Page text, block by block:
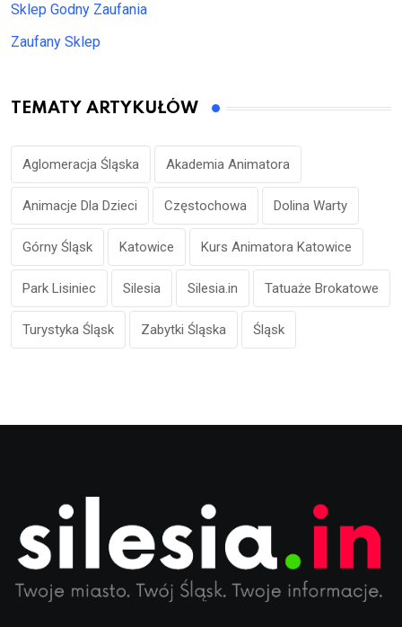
Sklep Godny Zaufania
Zaufany Sklep
TEMATY ARTYKUŁÓW
Aglomeracja Śląska Akademia Animatora
Animacje Dla Dzieci Częstochowa Dolina Warty
Górny Śląsk Katowice Kurs Animatora Katowice
Park Lisiniec Silesia Silesia.in Tatuaże Brokatowe
Turystyka Śląsk Zabytki Śląska Śląsk